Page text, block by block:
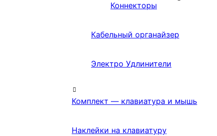
Коннекторы
Кабельный органайзер
Электро Удлинители
Комплект — клавиатура и мышь
Наклейки на клавиатуру